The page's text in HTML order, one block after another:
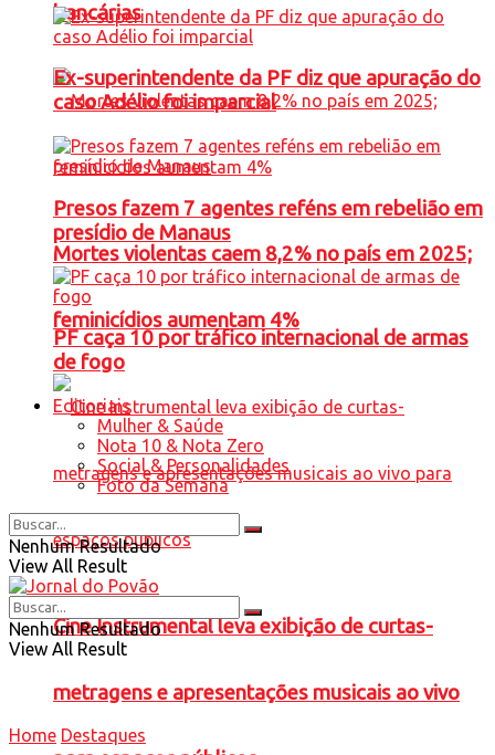
bancárias
Mortes violentas caem 8,2% no país em 2025;
feminicídios aumentam 4%
Cine Instrumental leva exibição de curtas-
metragens e apresentações musicais ao vivo
Ex-superintendente da PF diz que apuração do
caso Adélio foi imparcial
Presos fazem 7 agentes reféns em rebelião em
presídio de Manaus
PF caça 10 por tráfico internacional de armas
de fogo
Editoriais
Mulher & Saúde
Nota 10 & Nota Zero
Social & Personalidades
Foto da Semana
Nenhum Resultado
View All Result
Nenhum Resultado
View All Result
Home Destaques